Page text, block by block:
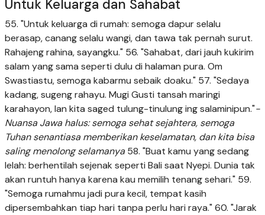
Untuk Keluarga dan Sahabat
55. "Untuk keluarga di rumah: semoga dapur selalu
berasap, canang selalu wangi, dan tawa tak pernah surut.
Rahajeng rahina, sayangku." 56. "Sahabat, dari jauh kukirim
salam yang sama seperti dulu di halaman pura. Om
Swastiastu, semoga kabarmu sebaik doaku." 57. "Sedaya
kadang, sugeng rahayu. Mugi Gusti tansah maringi
karahayon, lan kita saged tulung-tinulung ing salaminipun."-
Nuansa Jawa halus: semoga sehat sejahtera, semoga
Tuhan senantiasa memberikan keselamatan, dan kita bisa
saling menolong selamanya 58. "Buat kamu yang sedang
lelah: berhentilah sejenak seperti Bali saat Nyepi. Dunia tak
akan runtuh hanya karena kau memilih tenang sehari." 59.
"Semoga rumahmu jadi pura kecil, tempat kasih
dipersembahkan tiap hari tanpa perlu hari raya." 60. "Jarak